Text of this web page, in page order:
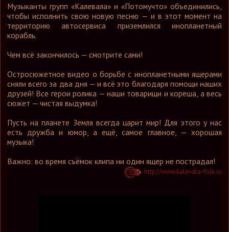
Музыканты групп «Калевала» и «Потомучто» объединились,
чтобы исполнить свою новую песню — и в этот момент на
территорию автосервиса приземлился инопланетный
корабль.
Чем всё закончилось — смотрите сами!
Остросюжетное видео о борьбе с инопланетными ящерами
сняли всего за два дня — и всё это благодаря помощи наших
друзей! Все герои ролика — наши товарищи и кореша, а весь
сюжет — чистая выдумка!
Пусть на планете Земля всегда царит мир! Для этого у нас
есть дружба и юмор, а ещё, самое главное, — хорошая
музыка!
Важно: во время съёмок клипа ни один ящер не пострадал!
http://www.kalevala-folk.ru